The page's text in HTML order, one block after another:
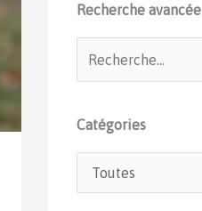
Recherche avancée
Catégories